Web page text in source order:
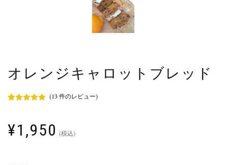
オレンジキャロットブレッド
価のうち、
4.92 点
( 13 件のレビュー)
¥1,950 (税込)